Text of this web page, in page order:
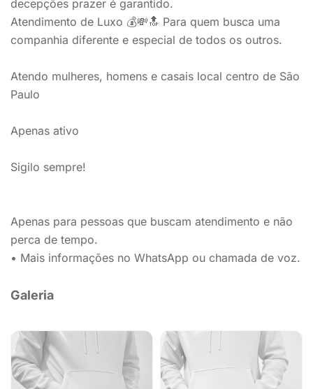
decepções prazer é garantido.
Atendimento de Luxo 💰💸🔝 Para quem busca uma
companhia diferente e especial de todos os outros.
Atendo mulheres, homens e casais local centro de São
Paulo
Apenas ativo
Sigilo sempre!
Apenas para pessoas que buscam atendimento e não
perca de tempo.
• Mais informações no WhatsApp ou chamada de voz.
Galeria